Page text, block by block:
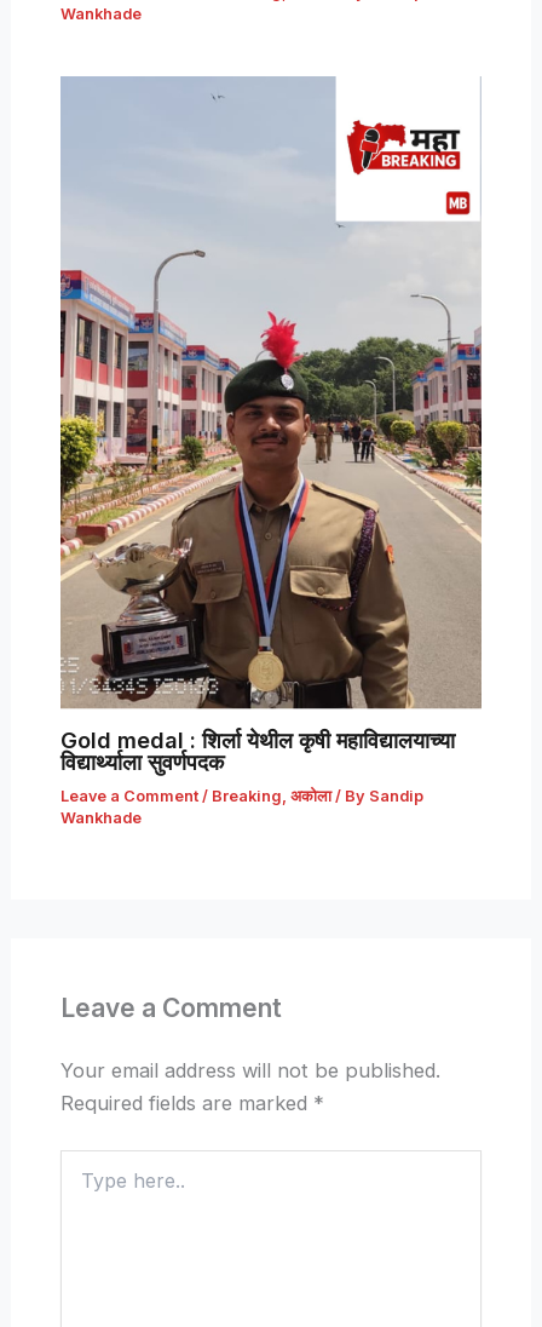
Wankhade
Gold medal : शिर्ला येथील कृषी महाविद्यालयाच्या
विद्यार्थ्याला सुवर्णपदक
Leave a Comment / Breaking, अकोला/ By Sandip
Wankhade
Leave a Comment
Your email address will not be published.
Required fields are marked *
here..